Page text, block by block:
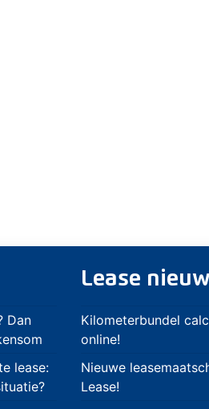
Dan
lease:
Lease
Kilometerbundel
online!
Nieuwe
Lease!